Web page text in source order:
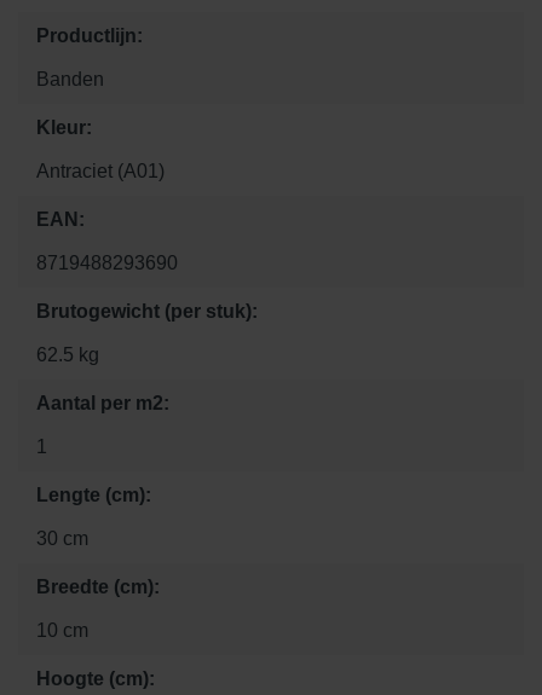
Productlijn:
Banden
Kleur:
Antraciet (A01)
EAN:
8719488293690
Brutogewicht (per stuk):
62.5 kg
Aantal per m2:
1
Lengte (cm):
30 cm
Breedte (cm):
10 cm
Hoogte (cm):